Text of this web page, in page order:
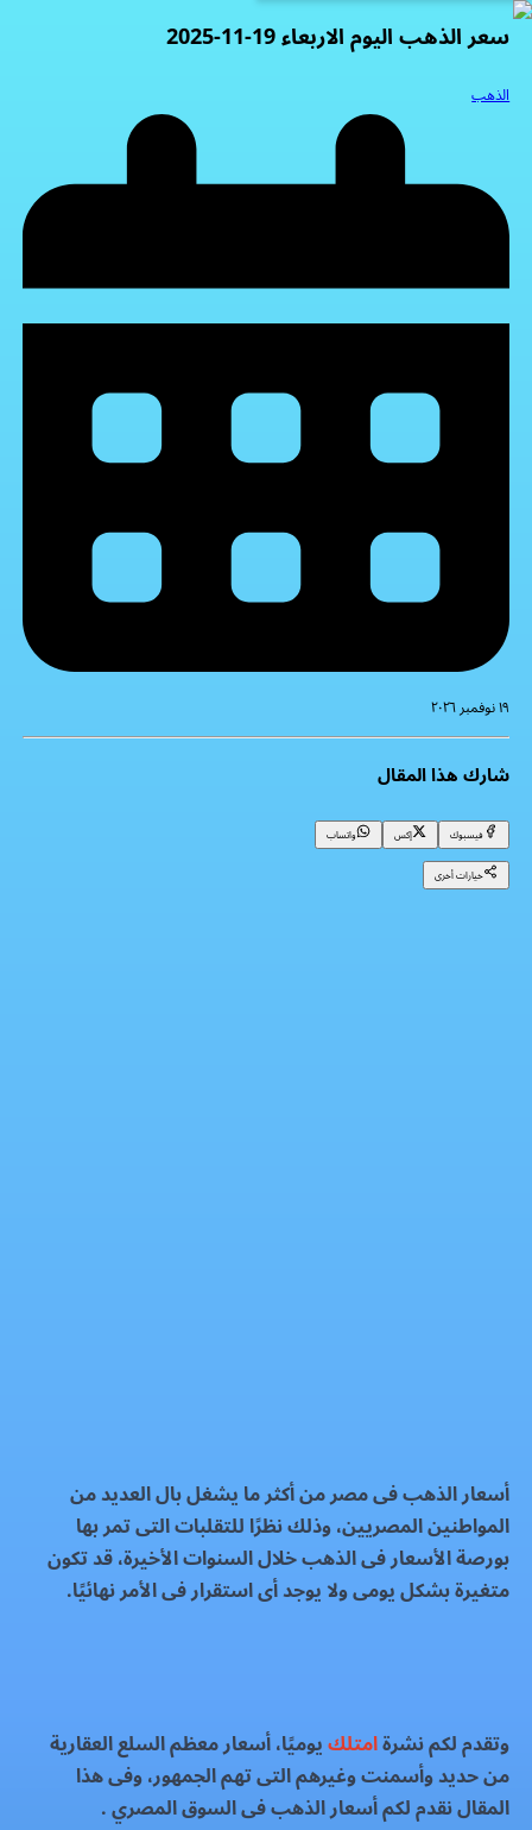
سعر الذهب اليوم الاربعاء 19-11-2025
الذهب
١٩ نوفمبر ٢٠٢٦
شارك هذا المقال
فيسبوك إكس
واتساب
خيارات أخرى
أسعار الذهب فى مصر من أكثر ما يشغل بال العديد من
المواطنين المصريين، وذلك نظرًا للتقلبات التى تمر بها
بورصة الأسعار فى الذهب خلال السنوات الأخيرة، قد تكون
متغيرة بشكل يومى ولا يوجد أى استقرار فى الأمر نهائيًا.
وتقدم لكم نشرةامتلكيوميًا، أسعار معظم السلع العقارية
من حديد وأسمنت وغيرهم التى تهم الجمهور، وفى هذا
المقال نقدم لكم أسعار الذهب فى السوق المصري .